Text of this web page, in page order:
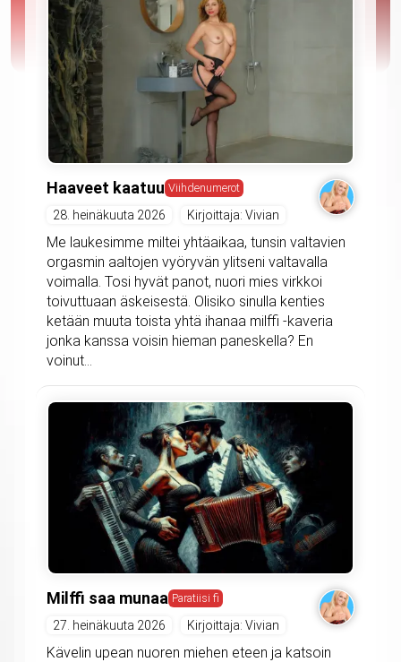
Haaveet kaatuu Viihdenumerot
28. heinäkuuta 2026 Kirjoittaja: Vivian
Me laukesimme miltei yhtäaikaa, tunsin valtavien
orgasmin aaltojen vyöryvän ylitseni valtavalla
voimalla. Tosi hyvät panot, nuori mies virkkoi
toivuttuaan äskeisestä. Olisiko sinulla kenties
ketään muuta toista yhtä ihanaa milffi -kaveria
jonka kanssa voisin hieman paneskella? En
voinut...
Milffi saa munaa Paratiisi fi
27. heinäkuuta 2026 Kirjoittaja: Vivian
Kävelin upean nuoren miehen eteen ja katsoin